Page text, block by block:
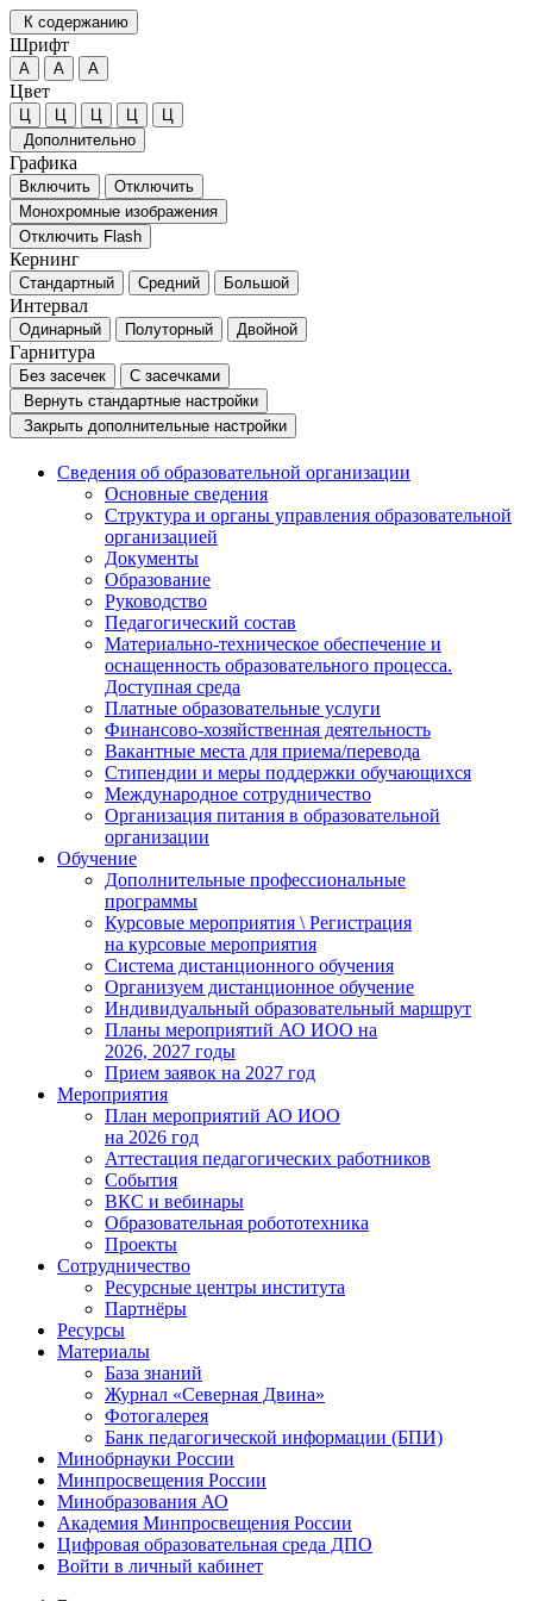
К содержанию
Шрифт
А А А
Цвет
Ц Ц Ц Ц
Ц
Дополнительно
Графика
Включить
Отключить
Монохромные изображения
Отключить Flash
Кернинг
Стандартный Средний Большой
Интервал
Одинарный Полуторный Двойной
Гарнитура
Без засечек
С засечками
Вернуть стандартные настройки
Закрыть дополнительные настройки
Сведения об образовательной организации
Основные сведения
Структура и органы управления образовательной
организацией
Документы
Образование
Руководство
Педагогический состав
Материально-техническое обеспечение и
оснащенность образовательного процесса.
Доступная среда
Платные образовательные услуги
Финансово-хозяйственная деятельность
Вакантные места для приема/перевода
Стипендии и меры поддержки обучающихся
Международное сотрудничество
Организация питания в образовательной
организации
Обучение
Дополнительные профессиональные
программы
Курсовые мероприятия \ Регистрация
на курсовые мероприятия
Система дистанционного обучения
Организуем дистанционное обучение
Индивидуальный образовательный маршрут
Планы мероприятий АО ИОО на
2026, 2027 годы
Прием заявок на 2027 год
Мероприятия
План мероприятий АО ИОО
на 2026 год
Аттестация педагогических работников
События
ВКС и вебинары
Образовательная робототехника
Проекты
Сотрудничество
Ресурсные центры института
Партнёры
Ресурсы
Материалы
База знаний
Журнал «Северная Двина»
Фотогалерея
Банк педагогической информации (БПИ)
Минобрнауки России
Минпросвещения России
Минобразования АО
Академия Минпросвещения России
Цифровая образовательная среда ДПО
Войти в личный кабинет